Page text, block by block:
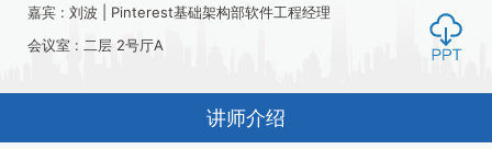
嘉宾 : 刘波 | Pinterest基础架构部软件工程经理
会议室 : 二层 2号厅A
讲师介绍